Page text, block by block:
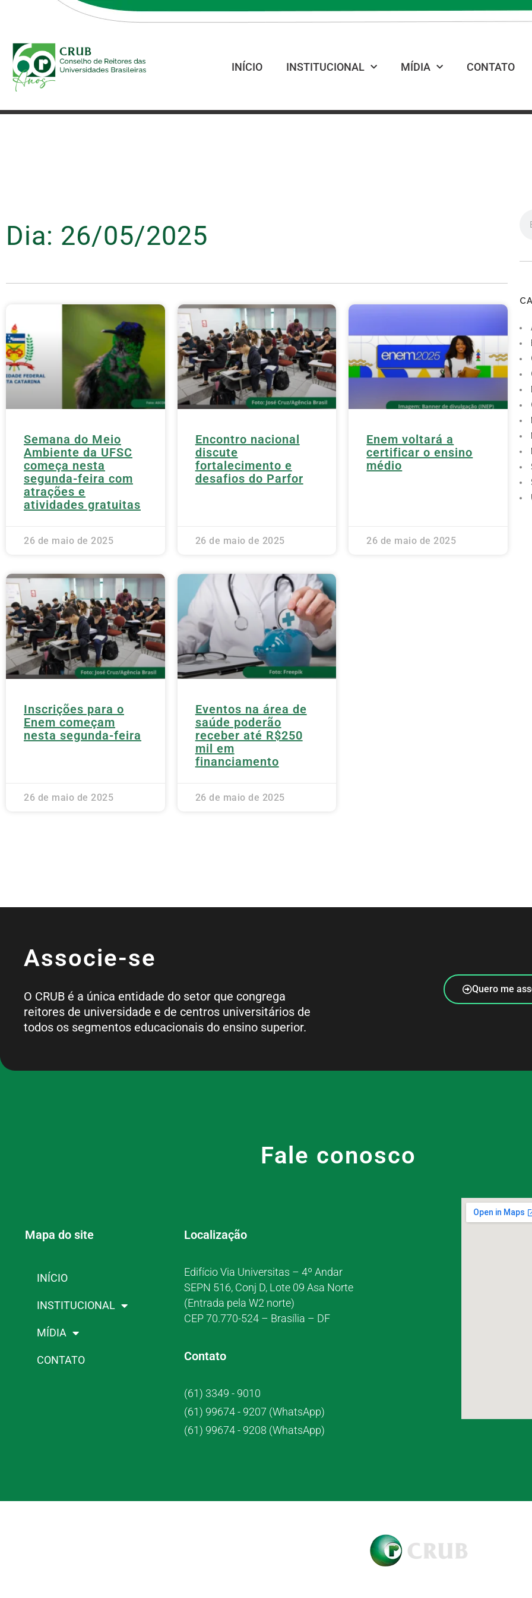
INÍCIO INSTITUCIONAL MÍDIA CONTATO
Dia: 26/05/2025
Semana do Meio
Ambiente da UFSC
começa nesta
segunda-feira com
atrações e
atividades gratuitas
26 de maio de 2025
Encontro nacional
discute
fortalecimento e
desafios do Parfor
26 de maio de 2025
Enem voltará a
certificar o ensino
médio
26 de maio de 2025
Inscrições para o
Enem começam
nesta segunda-feira
26 de maio de 2025
Eventos na área de
saúde poderão
receber até R$250
mil em
financiamento
26 de maio de 2025
Associe-se
O CRUB é a única entidade do setor que congrega
reitores de universidade e de centros universitários de
todos os segmentos educacionais do ensino superior.
Quero me
Fale conosco
Mapa do site
INÍCIO
INSTITUCIONAL
MÍDIA
CONTATO
Localização
Edifício Via Universitas – 4º Andar
SEPN 516, Conj D, Lote 09 Asa Norte
(Entrada pela W2 norte)
CEP 70.770-524 – Brasília – DF
Contato
(61) 3349 - 9010
(61) 99674 - 9207 (WhatsApp)
(61) 99674 - 9208 (WhatsApp)